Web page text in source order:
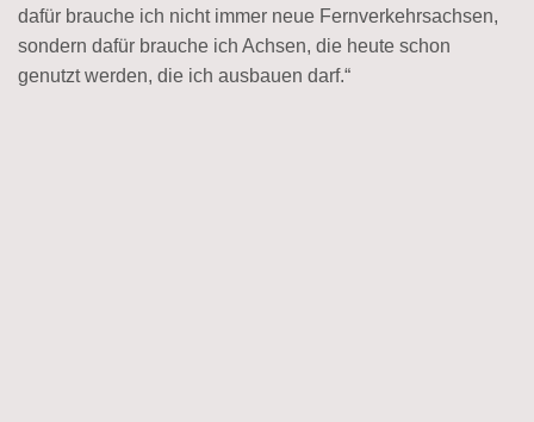
dafür brauche ich nicht immer neue Fernverkehrsachsen,
sondern dafür brauche ich Achsen, die heute schon
genutzt werden, die ich ausbauen darf.“